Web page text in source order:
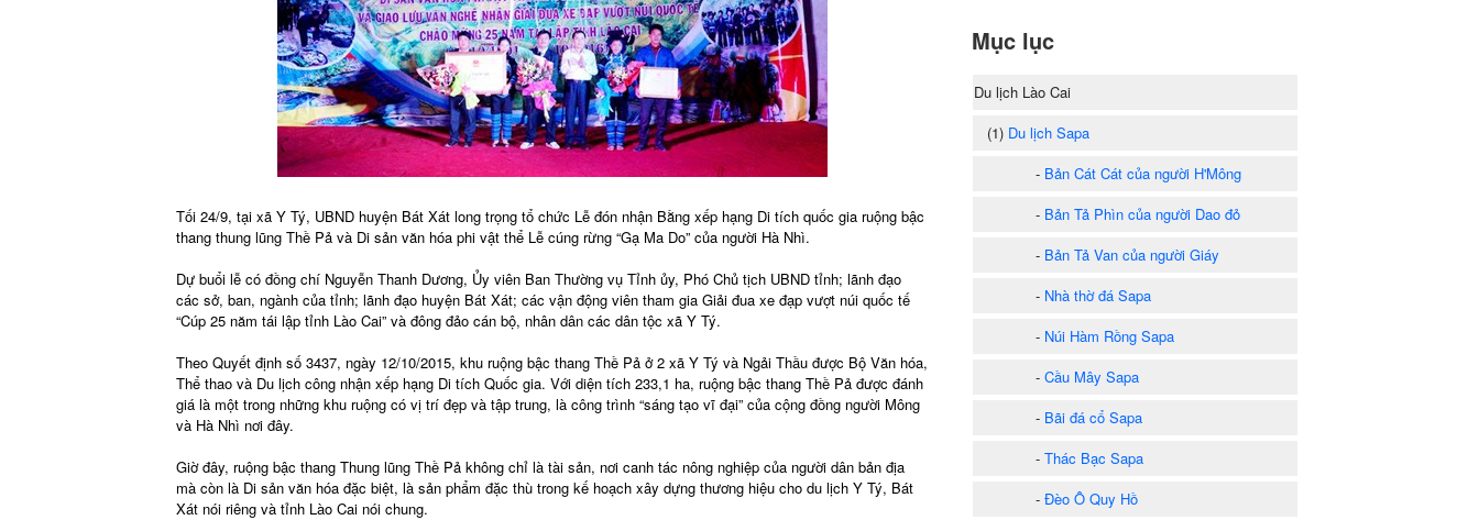
Tối 24/9, tại xã Y Tý, UBND huyện Bát Xát long trọng tổ chức Lễ đón nhận Bằng xếp hạng Di tích quốc gia ruộng bậc
thang thung lũng Thề Pả và Di sản văn hóa phi vật thể Lễ cúng rừng “Gạ Ma Do” của người Hà Nhì.
Dự buổi lễ có đồng chí Nguyễn Thanh Dương, Ủy viên Ban Thường vụ Tỉnh ủy, Phó Chủ tịch UBND tỉnh; lãnh đạo
các sở, ban, ngành của tỉnh; lãnh đạo huyện Bát Xát; các vận động viên tham gia Giải đua xe đạp vượt núi quốc tế
“Cúp 25 năm tái lập tỉnh Lào Cai” và đông đảo cán bộ, nhân dân các dân tộc xã Y Tý.
Theo Quyết định số 3437, ngày 12/10/2015, khu ruộng bậc thang Thề Pả ở 2 xã Y Tý và Ngải Thầu được Bộ Văn hóa,
Thể thao và Du lịch công nhận xếp hạng Di tích Quốc gia. Với diện tích 233,1 ha, ruộng bậc thang Thề Pả được đánh
giá là một trong những khu ruộng có vị trí đẹp và tập trung, là công trình “sáng tạo vĩ đại” của cộng đồng người Mông
và Hà Nhì nơi đây.
Giờ đây, ruộng bậc thang Thung lũng Thề Pả không chỉ là tài sản, nơi canh tác nông nghiệp của người dân bản địa
mà còn là Di sản văn hóa đặc biệt, là sản phẩm đặc thù trong kế hoạch xây dựng thương hiệu cho du lịch Y Tý, Bát
Xát nói riêng và tỉnh Lào Cai nói chung.
Mục lục
Du lịch Lào Cai
(1) Du lịch Sapa
- Bản Cát Cát của người H'Mông
- Bản Tả Phìn của người Dao đỏ
- Bản Tả Van của người Giáy
- Nhà thờ đá Sapa
- Núi Hàm Rồng Sapa
- Cầu Mây Sapa
- Bãi đá cổ Sapa
- Thác Bạc Sapa
- Đèo Ô Quy Hồ